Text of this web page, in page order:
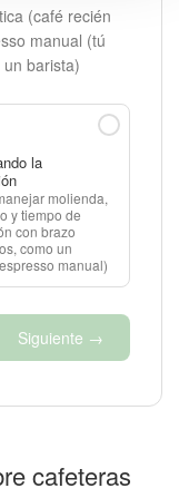
(café recién
manual (tú
barista)
la
molienda,
y tiempo de
con brazo
como un
manual)
Siguiente →
cafeteras